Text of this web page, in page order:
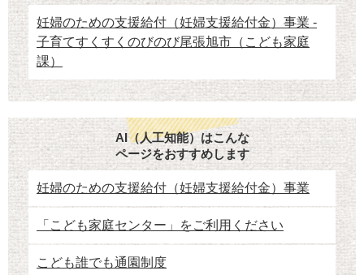
妊婦のための支援給付（妊婦支援給付金）事業 -
子育てすくすくのびのび尾張旭市（こども家庭
課）
AI（人工知能）はこんな
ページをおすすめします
妊婦のための支援給付（妊婦支援給付金）事業
「こども家庭センター」をご利用ください
こども誰でも通園制度